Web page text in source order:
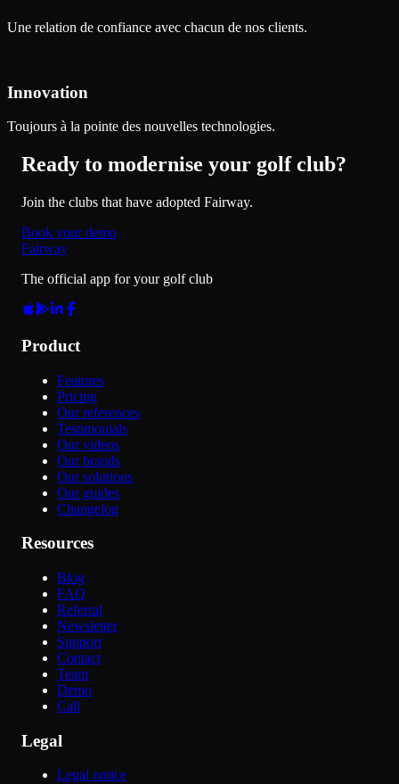
Une relation de confiance avec chacun de nos clients.
Innovation
Toujours à la pointe des nouvelles technologies.
Ready to modernise your golf club?
Join the clubs that have adopted Fairway.
Book your demo
Fairway
The official app for your golf club
Product
Features
Pricing
Our references
Testimonials
Our videos
Our brands
Our solutions
Our guides
Changelog
Resources
Blog
FAQ
Referral
Newsletter
Support
Contact
Team
Demo
Call
Legal
Legal notice